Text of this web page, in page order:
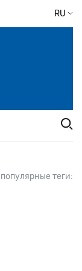
RU
популярные теги: